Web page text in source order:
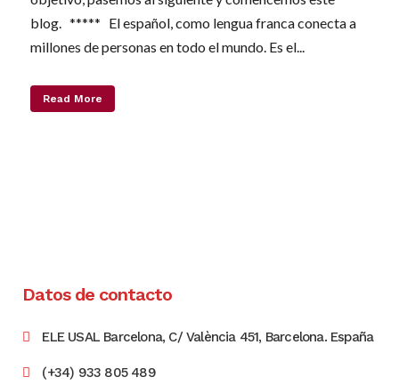
blog. ***** El español, como lengua franca conecta a
millones de personas en todo el mundo. Es el...
Read More
Datos de contacto
ELE USAL Barcelona, C/ València 451, Barcelona. España
(+34) 933 805 489